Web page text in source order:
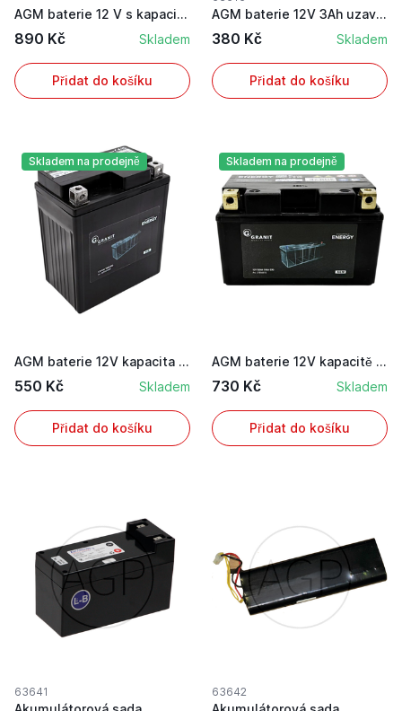
AGM baterie 12 V s kapacitou 14 Ah a startovací...
890 Kč Skladem
Přidat do košíku
AGM baterie 12V 3Ah uzavřená a bezúdržbová
380 Kč Skladem
Přidat do košíku
Skladem na prodejně
AGM baterie 12V kapacita 6Ah ENDURANCE ENERGY s...
550 Kč Skladem
Přidat do košíku
Skladem na prodejně
AGM baterie 12V kapacitě 8,6Ah bezúdržbová se s...
730 Kč Skladem
Přidat do košíku
63641 63642